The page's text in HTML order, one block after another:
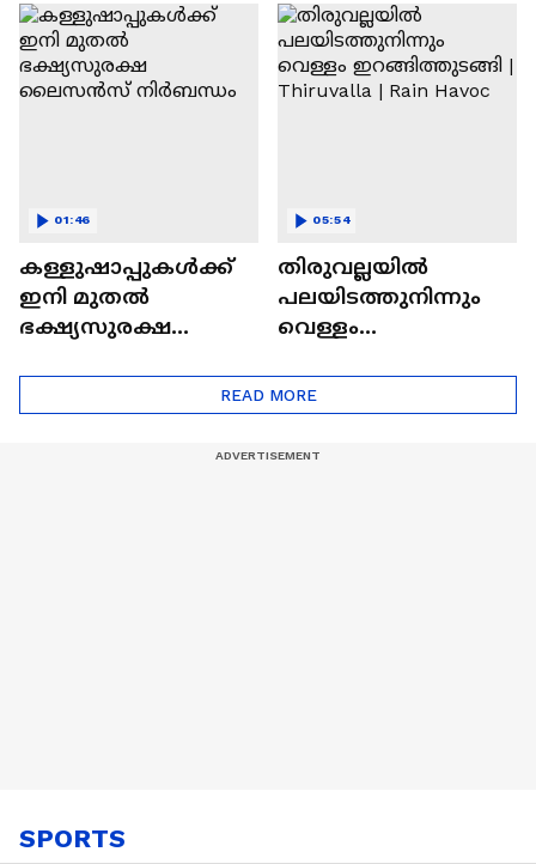
വിശദീകരണം തേടി
ദില്ലി പൊലീസ് | CJP
Protest
കള്ളുഷാപ്പുകൾക്ക്
ഇനി മുതൽ
ഭക്ഷ്യസുരക്ഷ
01:46
തിരുവല്ലയിൽ
പലയിടത്തുനിന്നും
വെള്ളം
Thiruvalla | Rain Havoc
05:54
READ MORE
SPORTS